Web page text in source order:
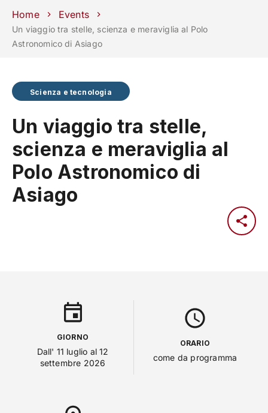
Scuole Dipartimenti Centri
stampa
phone mail search
IMPRESE E IMPATTO
ATENEO
Servizi
Home Events
Un viaggio tra stelle, scienza e meraviglia al Polo
Astronomico di Asiago
Scienza e tecnologia
Un viaggio tra stelle,
scienza e meraviglia al
Polo Astronomico di
Asiago
GIORNO
Dall' 11 luglio al 12
settembre 2026
ORARIO
come da programma